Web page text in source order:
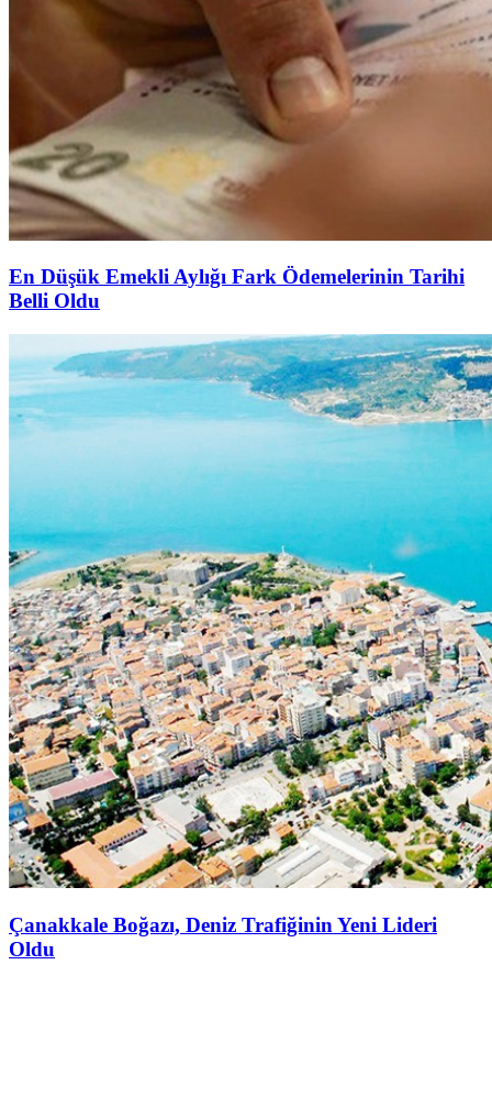
En Düşük Emekli Aylığı Fark Ödemelerinin Tarihi
Belli Oldu
Çanakkale Boğazı, Deniz Trafiğinin Yeni Lideri
Oldu